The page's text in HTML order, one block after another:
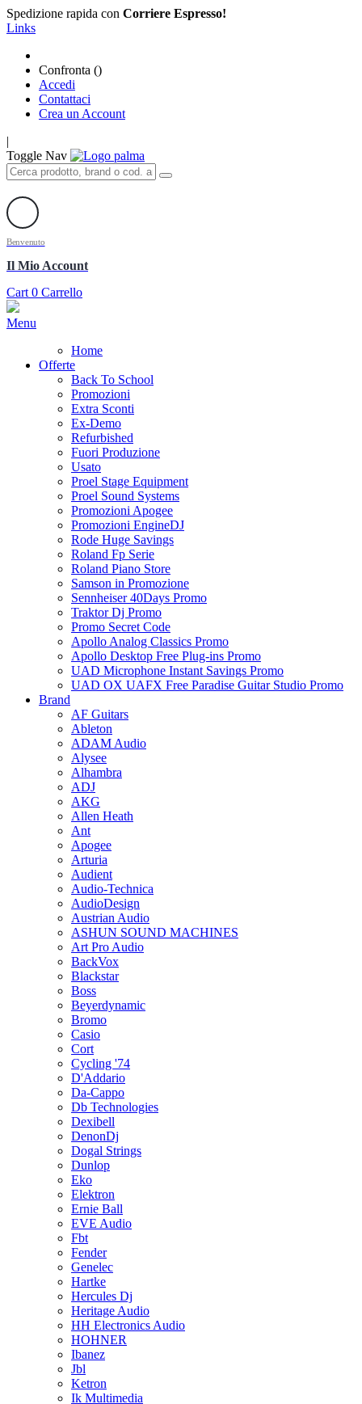
Spedizione rapida con Corriere Espresso!
Links
Confronta ()
Accedi
Contattaci
Crea un Account
|
Toggle Nav
Benvenuto
Il Mio Account
Cart 0 Carrello
Menu
Home
Offerte
Back To School
Promozioni
Extra Sconti
Ex-Demo
Refurbished
Fuori Produzione
Usato
Proel Stage Equipment
Proel Sound Systems
Promozioni Apogee
Promozioni EngineDJ
Rode Huge Savings
Roland Fp Serie
Roland Piano Store
Samson in Promozione
Sennheiser 40Days Promo
Traktor Dj Promo
Promo Secret Code
Apollo Analog Classics Promo
Apollo Desktop Free Plug-ins Promo
UAD Microphone Instant Savings Promo
UAD OX UAFX Free Paradise Guitar Studio Promo
Brand
AF Guitars
Ableton
ADAM Audio
Alysee
Alhambra
ADJ
AKG
Allen Heath
Ant
Apogee
Arturia
Audient
Audio-Technica
AudioDesign
Austrian Audio
ASHUN SOUND MACHINES
Art Pro Audio
BackVox
Blackstar
Boss
Beyerdynamic
Bromo
Casio
Cort
Cycling '74
D'Addario
Da-Cappo
Db Technologies
Dexibell
DenonDj
Dogal Strings
Dunlop
Eko
Elektron
Ernie Ball
EVE Audio
Fbt
Fender
Genelec
Hartke
Hercules Dj
Heritage Audio
HH Electronics Audio
HOHNER
Ibanez
Jbl
Ketron
Ik Multimedia